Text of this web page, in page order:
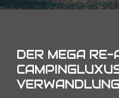
DER MEGA
VERWANDLUNG